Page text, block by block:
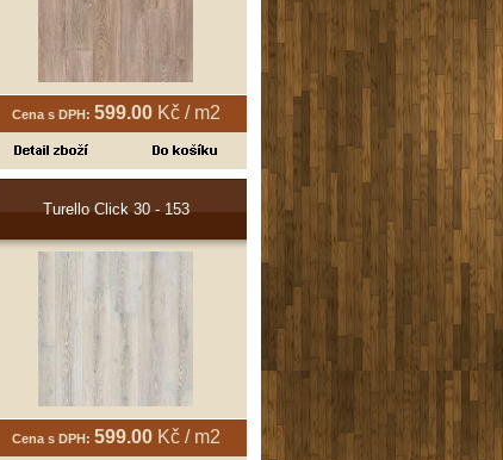
Cena s DPH: 599.00Kč / m2
Turello Click 30 - 153
Cena s DPH: 599.00Kč / m2